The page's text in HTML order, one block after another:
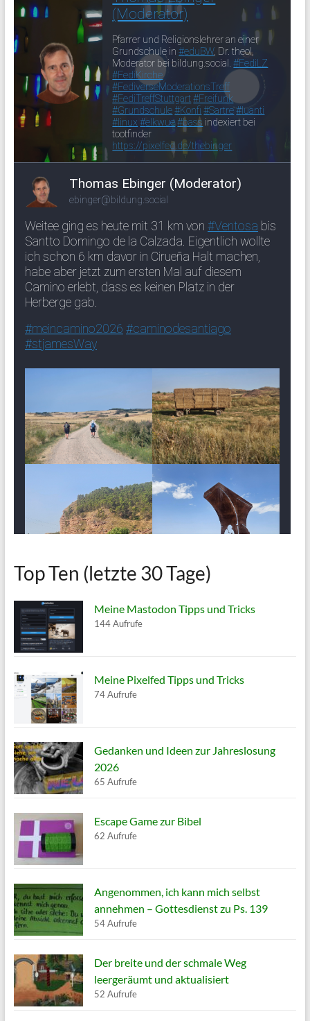
Top Ten (letzte 30 Tage)
Meine Mastodon Tipps und Tricks
144 Aufrufe
Meine Pixelfed Tipps und Tricks
74 Aufrufe
Gedanken und Ideen zur Jahreslosung
2026
65 Aufrufe
Escape Game zur Bibel
62 Aufrufe
Angenommen, ich kann mich selbst
annehmen – Gottesdienst zu Ps. 139
54 Aufrufe
Der breite und der schmale Weg
leergeräumt und aktualisiert
52 Aufrufe